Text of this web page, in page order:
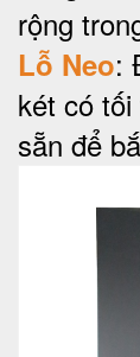
rộng
Lỗ Neo:
két có
sẵn để